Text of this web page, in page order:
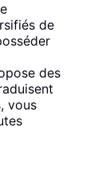
de
des
vous